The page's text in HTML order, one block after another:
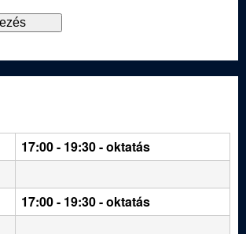
17:00 - 19:30- oktatás
17:00 - 19:30 - oktatás